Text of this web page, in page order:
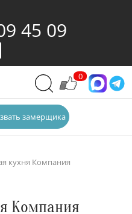
45 09
0
замерщика
кухня Компания
Компания